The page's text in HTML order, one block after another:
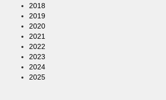
2018
2019
2020
2021
2022
2023
2024
2025